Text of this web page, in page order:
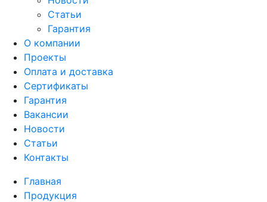
Статьи
Гарантия
О компании
Проекты
Оплата и доставка
Сертификаты
Гарантия
Вакансии
Новости
Статьи
Контакты
Главная
Продукция